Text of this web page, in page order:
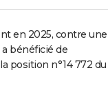
en 2025, contre une
a bénéficié de
position n°14 772 du